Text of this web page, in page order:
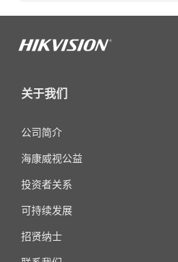
关于我们
公司简介
海康威视公益
投资者关系
可持续发展
招贤纳士